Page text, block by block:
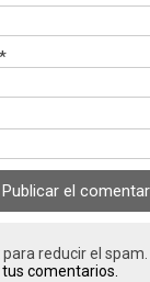
*
reducir el spam.
comentarios.